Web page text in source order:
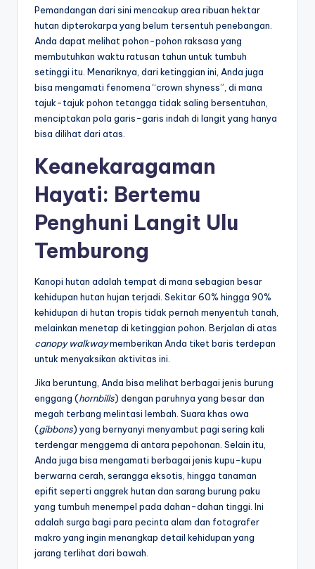
Pemandangan dari sini mencakup area ribuan hektar
hutan dipterokarpa yang belum tersentuh penebangan.
Anda dapat melihat pohon-pohon raksasa yang
membutuhkan waktu ratusan tahun untuk tumbuh
setinggi itu. Menariknya, dari ketinggian ini, Anda juga
bisa mengamati fenomena “crown shyness”, di mana
tajuk-tajuk pohon tetangga tidak saling bersentuhan,
menciptakan pola garis-garis indah di langit yang hanya
bisa dilihat dari atas.
Keanekaragaman
Hayati: Bertemu
Penghuni Langit Ulu
Temburong
Kanopi hutan adalah tempat di mana sebagian besar
kehidupan hutan hujan terjadi. Sekitar 60% hingga 90%
kehidupan di hutan tropis tidak pernah menyentuh tanah,
melainkan menetap di ketinggian pohon. Berjalan di atas
canopy walkwaymemberikan Anda tiket baris terdepan
untuk menyaksikan aktivitas ini.
Jika beruntung, Anda bisa melihat berbagai jenis burung
enggang (hornbills) dengan paruhnya yang besar dan
megah terbang melintasi lembah. Suara khas owa
(gibbons) yang bernyanyi menyambut pagi sering kali
terdengar menggema di antara pepohonan. Selain itu,
Anda juga bisa mengamati berbagai jenis kupu-kupu
berwarna cerah, serangga eksotis, hingga tanaman
epifit seperti anggrek hutan dan sarang burung paku
yang tumbuh menempel pada dahan-dahan tinggi. Ini
adalah surga bagi para pecinta alam dan fotografer
makro yang ingin menangkap detail kehidupan yang
jarang terlihat dari bawah.